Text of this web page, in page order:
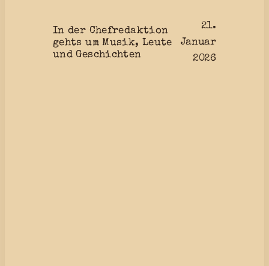
In der Chefredaktion
gehts um Musik, Leute
und Geschichten
21.
Januar
2026